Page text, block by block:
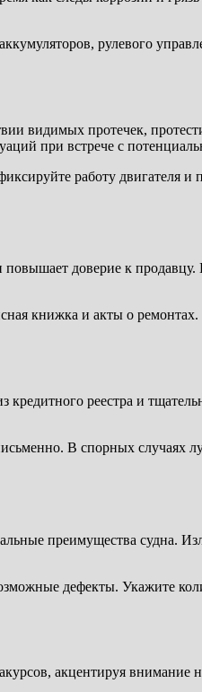
рулевого
видимых протечек,
при встрече с
работу двигателя
доверие к продавцу.
книжка и акты о ремонтах.
реестра и
В спорных случаях
преимущества судна.
дефекты. Укажите
акцентируя внимание